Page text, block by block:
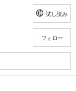
試し読み
フォロー